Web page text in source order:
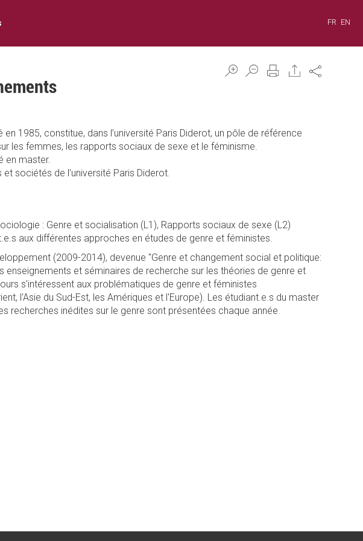
FR EN
Share
1985, constitue, dans l’université Paris Diderot, un pôle de référence
les femmes, les rapports sociaux de sexe et le féminisme.
en master.
sociétés de l’université Paris Diderot.
: Genre et socialisation (L1), Rapports sociaux de sexe (L2)
aux différentes approches en études de genre et féministes.
(2009-2014), devenue "Genre et changement social et politique:
et séminaires de recherche sur les théories de genre et
s'intéressent aux problématiques de genre et féministes
l'Asie du Sud-Est, les Amériques et l'Europe). Les étudiant.e.s du master
recherches inédites sur le genre sont présentées chaque année.